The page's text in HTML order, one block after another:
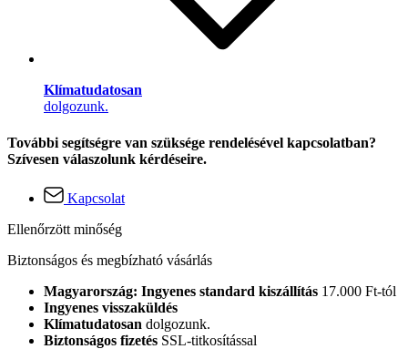
Klímatudatosan
dolgozunk.
További segítségre van szüksége rendelésével kapcsolatban?
Szívesen válaszolunk kérdéseire.
Kapcsolat
Ellenőrzött minőség
Biztonságos és megbízható vásárlás
Magyarország: Ingyenes standard kiszállítás 17.000 Ft-tól
Ingyenes visszaküldés
Klímatudatosan dolgozunk.
Biztonságos fizetés SSL-titkosítással